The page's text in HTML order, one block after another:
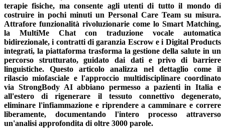
terapie fisiche, ma consente agli utenti di tutto il mondo di
costruire in pochi minuti un Personal Care Team su misura.
Attrafore funzionalità rivoluzionarie come lo Smart Matching,
la MultiMe Chat con traduzione vocale automatica
bidirezionale, i contratti di garanzia Escrow e i Digital Products
integrati, la piattaforma trasforma la gestione della salute in un
percorso strutturato, guidato dai dati e privo di barriere
linguistiche. Questo articolo analizza nel dettaglio come il
rilascio miofasciale e l'approccio multidisciplinare coordinato
via StrongBody AI abbiano permesso a pazienti in Italia e
all'estero di rigenerare il tessuto connettivo degenerato,
eliminare l'infiammazione e riprendere a camminare e correre
liberamente, documentando l'intero processo attraverso
un'analisi approfondita di oltre 3000 parole.